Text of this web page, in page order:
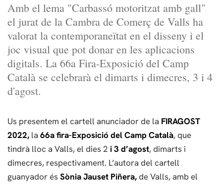
Amb el lema "Carbassó motoritzat amb gall"
el jurat de la Cambra de Comerç de Valls ha
valorat la contemporaneïtat en el disseny i el
joc visual que pot donar en les aplicacions
digitals. La 66a Fira-Exposició del Camp
Català se celebrarà el dimarts i dimecres, 3 i 4
d'agost.
Us presentem el cartell anunciador de la FIRAGOST
2022, la 66a fira-Exposició del Camp Català, que
tindrà lloc a Valls, el dies 2 i 3 d’agost, dimarts i
dimecres, respectivament. L’autora del cartell
guanyador ésSònia Jauset Piñera,de Valls, amb el